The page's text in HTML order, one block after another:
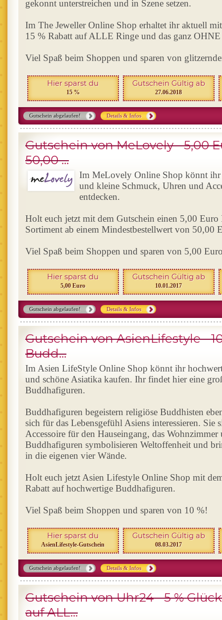
gekonnt unterstreichen und in Szene setzen.
Im The Jeweller Online Shop erhaltet ihr aktuell
15 % Rabatt auf ALLE Ringe und das ganz
Viel Spaß beim Shoppen und sparen von
Hier sparst du
15 %
Gutschein Gültig ab
27.06.2018
Gutschein abgelaufen! Details & Infos
Gutschein von MeLovely - 5,00
50,00 ...
Im MeLovely Online Shop könnt ihr
und kleine Schmuck, Uhren und
entdecken.
Holt euch jetzt mit dem Gutschein einen 5,00 Euro
Sortiment ab einem Mindestbestellwert von 50,00
Viel Spaß beim Shoppen und sparen von 5,00
Hier sparst du
5,00 Euro
Gutschein Gültig ab
10.01.2017
Gutschein abgelaufen! Details & Infos
Gutschein von AsienLifestyle -
Budd...
Im Asien LifeStyle Online Shop könnt ihr
und schöne Asiatika kaufen. Ihr findet hier eine
Buddhafiguren.
Buddhafiguren begeistern religiöse Buddhisten
sich für das Lebensgefühl Asiens interessieren. Sie
Accessoire für den Hauseingang, das Wohnzimmer
Buddhafiguren symbolisieren Weltoffenheit und
in die eigenen vier Wände.
Holt euch jetzt Asien Lifestyle Online Shop mit
Rabatt auf hochwertige Buddhafiguren.
Viel Spaß beim Shoppen und sparen von 10 %!
Hier sparst du
AsienLifestyle-Gutschein
Gutschein Gültig ab
08.03.2017
Gutschein abgelaufen! Details & Infos
Gutschein von Uhr24 - 5 %
auf ALL...